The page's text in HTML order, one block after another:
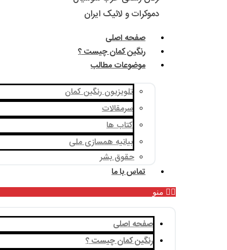
دموکرات و لائیک ایران
صفحه اصلی
رنگین کمان چیست ؟
موضوعات مطالب
تلویزیون رنگین کمان
سرمقالات
کتاب ها
بیانیه همسازی ملی
حقوق بشر
تماس با ما
منو
صفحه اصلی
رنگین کمان چیست ؟